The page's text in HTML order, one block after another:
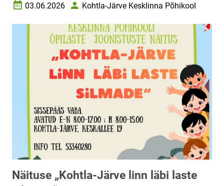
Loomise kuupäev
03.06.2026 AutorKohtla-Järve Kesklinna Põhikool
Näituse „Kohtla-Järve linn läbi laste